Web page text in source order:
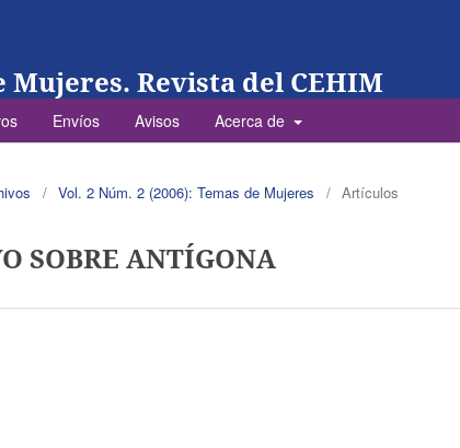
Mujeres. Revista del CEHIM
Envíos Avisos Acerca de
/ Vol. 2 Núm. 2 (2006): Temas de Mujeres / Artículos
SOBRE ANTÍGONA